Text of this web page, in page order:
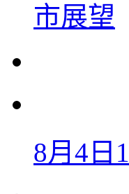
市展望
8月4日